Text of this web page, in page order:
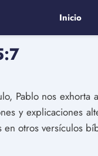
Inicio
Pablo nos exhorta
y explicaciones
otros versículos